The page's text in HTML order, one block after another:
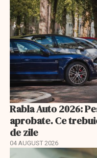
Rabla Auto 2026:
aprobate. Ce
de zile
04 AUGUST 2026